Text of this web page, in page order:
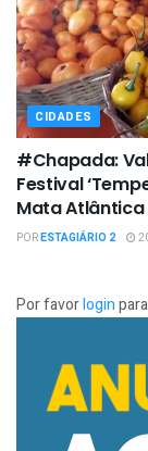
CIDADES
#Chapada:
Festival
Mata Atlântica
PORESTAGIÁRIO 2
Por favorlogin